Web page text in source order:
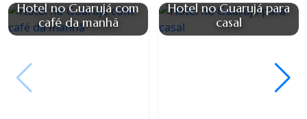
Hotel no Guarujá com
café da manhã
Hotel no Guarujá para
casal